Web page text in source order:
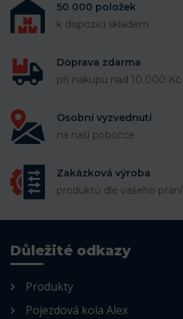
50 000 položek
k dispozici skladem
Doprava zdarma
při nákupu nad 10 000 Kč
Osobní vyzvednutí
na naší pobočce
Zakázková výroba
produktů dle vašeho přání
Důležité odkazy
Produkty
Pojezdová kola Alex